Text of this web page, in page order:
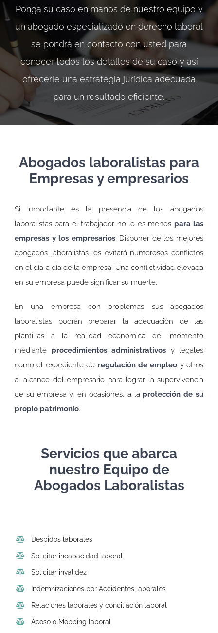
Ponga su caso en manos de nuestro equipo y
un abogado especializado en derecho laboral
se pondrá en contacto con usted para
conocer todos los detalles de su caso y así
ofrecerle una estrategia jurídica adecuada
para un resultado eficiente.
Abogados laboralistas para
Empresas y empresarios
Si importante es la presencia de los abogados
laboralistas para el trabajador no lo es menos para las
empresas y los empresarios. Disponer de los mejores
abogados laboralistas les evitará numerosos conflictos
en el día a día de la empresa. Una conflictividad elevada
en su empresa puede significar su muerte.
En una empresa con problemas sus abogados
laboralistas podrán preparar la adecuación de las
plantillas a la realidad económica del momento
mediante procedimientos administrativos y legales
como el expediente de regulación de empleo y otros
al alcance del empresario para lograr la supervivencia
de su empresa y, en ocasiones, a la protección de su
propio patrimonio.
Servicios que abarca
nuestro Equipo de
Abogados Laboralistas
Despidos laborales
Solicitar incapacidad laboral
Solicitar invalidez
Indemnizaciones por Accidentes laborales
Relaciones laborales y conciliación laboral
Acoso o Mobbing laboral